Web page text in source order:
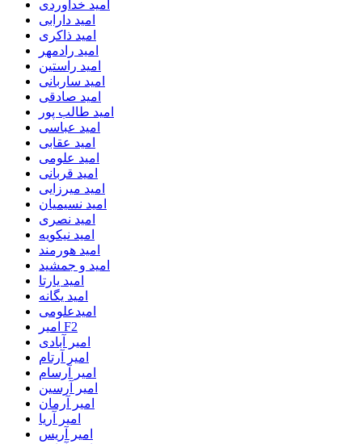
امید خداوردی
امید دارابی
امید ذاکری
امید رادمهر
امید راستین
امید ساربانی
امید صادقی
امید طالب پور
امید عباسی
امید عقابی
امید علومی
امید قربانی
امید میرزایی
امید نسیمیان
امید نصری
امید نیکویه
امید هورمند
امید و جمشید
امید یارتا
امید یگانه
امیدعلومی
امیر F2
امیر آبادی
امیر آرتام
امیر آرسام
امیر آرسین
امیر آرمان
امیر آریا
امیر آریس